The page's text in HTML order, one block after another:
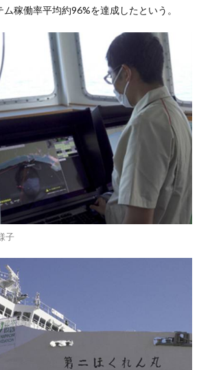
稼働率平均約96%を達成したという。
子